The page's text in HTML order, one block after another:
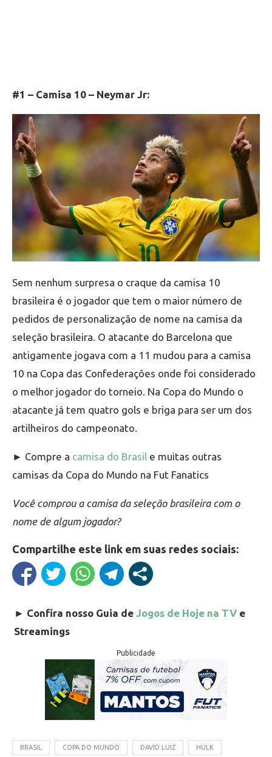
#1 – Camisa 10 – Neymar Jr:
Sem nenhum surpresa o craque da camisa 10
brasileira é o jogador que tem o maior número de
pedidos de personalização de nome na camisa da
seleção brasileira. O atacante do Barcelona que
antigamente jogava com a 11 mudou para a camisa
10 na Copa das Confederações onde foi considerado
o melhor jogador do torneio. Na Copa do Mundo o
atacante já tem quatro gols e briga para ser um dos
artilheiros do campeonato.
► Compre a camisa do Brasil e muitas outras
camisas da Copa do Mundo na Fut Fanatics
Você comprou a camisa da seleção brasileira com o
nome de algum jogador?
Compartilhe este link em suas redes sociais:
► Confira nosso Guia de Jogos de Hoje na TV e
Streamings
Publicidade
BRASIL COPA DO MUNDO DAVID LUIZ HULK